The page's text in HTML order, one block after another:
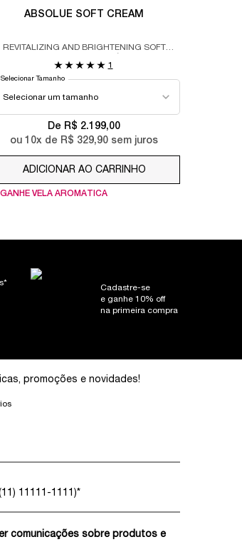
CREAM
ABSOLUE SOFT CREAM
REVITALIZING AND BRIGHTENING SOFT
1
Selecionar Tamanho
De R$ 2.199,00
ou 10x de R$ 329,90 sem juros
ADICIONAR AO CARRINHO
GANHE VELA AROMÁTICA
Cadastre-se
e ganhe 10% off
na primeira compra
promoções e novidades!
11111-1111)*
comunicações sobre produtos e